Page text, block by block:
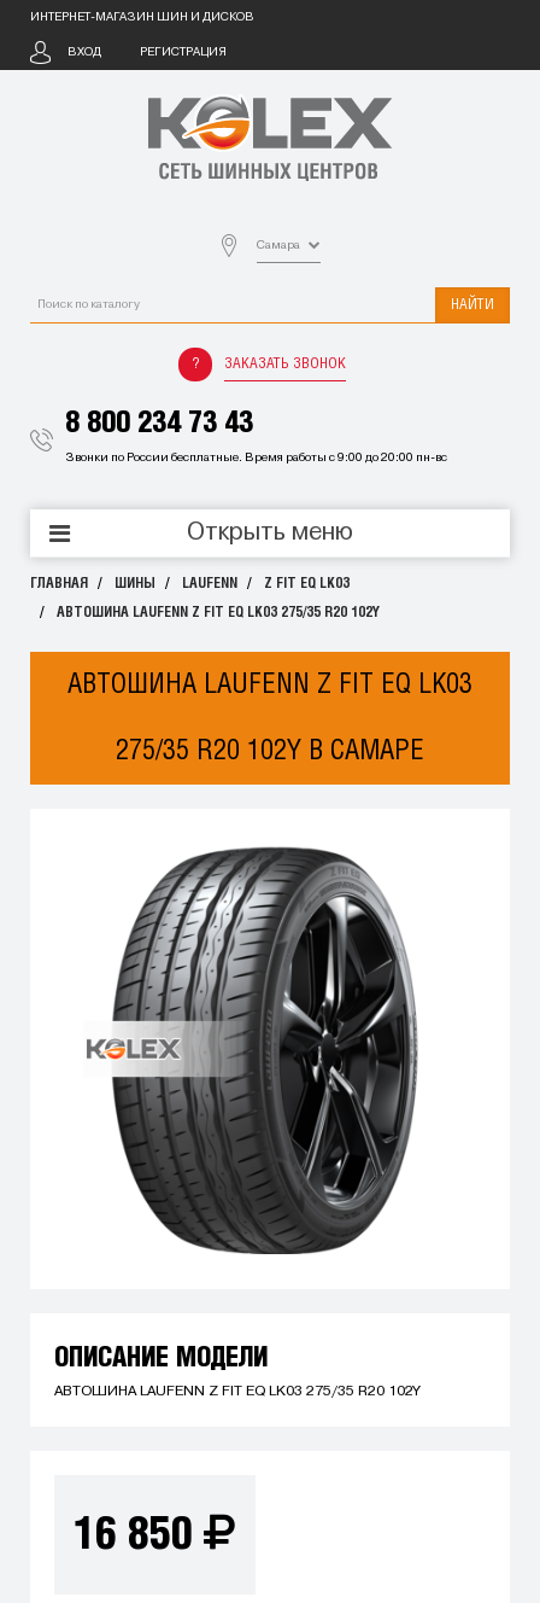
ИНТЕРНЕТ-МАГАЗИН ШИН И ДИСКОВ
ВХОД РЕГИСТРАЦИЯ
Самара
НАЙТИ
ЗАКАЗАТЬ ЗВОНОК
8 800 234 73 43
Звонки по России бесплатные. Время работы с 9:00 до 20:00 пн-вс
Открыть меню
ГЛАВНАЯ ШИНЫ LAUFENN Z FIT EQ LK03
АВТОШИНА LAUFENN Z FIT EQ LK03 275/35 R20 102Y
АВТОШИНА LAUFENN Z FIT EQ LK03
275/35 R20 102Y В САМАРЕ
ОПИСАНИЕ МОДЕЛИ
АВТОШИНА LAUFENN Z FIT EQ LK03 275/35 R20 102Y
16 850